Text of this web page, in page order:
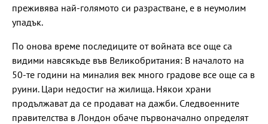
преживява най-голямото си разрастване, е в неумолим
упадък.
По онова време последиците от войната все още са
видими навсякъде във Великобритания: В началото на
50-те години на миналия век много градове все още са в
руини. Цари недостиг на жилища. Някои храни
продължават да се продават на дажби. Следвоенните
правителства в Лондон обаче първоначално определят